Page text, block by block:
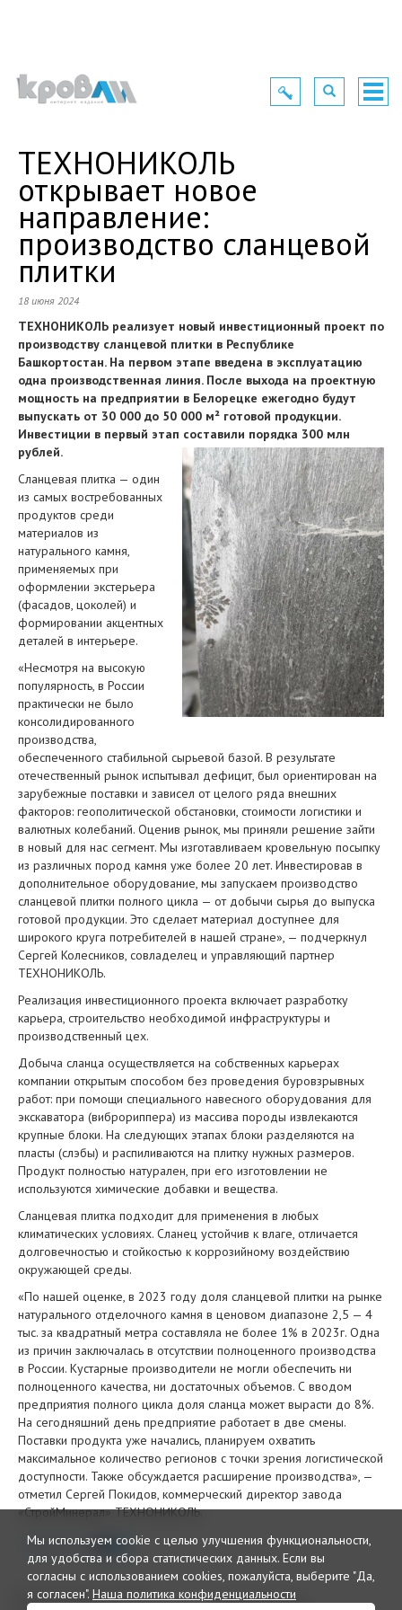
Toggle
navigation
Toggle
navigation
ТЕХНОНИКОЛЬ
открывает новое
направление:
производство сланцевой
плитки
18 июня 2024
ТЕХНОНИКОЛЬ реализует новый инвестиционный проект по
производству сланцевой плитки в Республике
Башкортостан. На первом этапе введена в эксплуатацию
одна производственная линия. После выхода на проектную
мощность на предприятии в Белорецке ежегодно будут
выпускать от 30 000 до 50 000 м² готовой продукции.
Инвестиции в первый этап составили порядка 300 млн
рублей.
Сланцевая плитка — один
из самых востребованных
продуктов среди
материалов из
натурального камня,
применяемых при
оформлении экстерьера
(фасадов, цоколей) и
формировании акцентных
деталей в интерьере.
«Несмотря на высокую
популярность, в России
практически не было
консолидированного
производства,
обеспеченного стабильной сырьевой базой. В результате
отечественный рынок испытывал дефицит, был ориентирован на
зарубежные поставки и зависел от целого ряда внешних
факторов: геополитической обстановки, стоимости логистики и
валютных колебаний. Оценив рынок, мы приняли решение зайти
в новый для нас сегмент. Мы изготавливаем кровельную посыпку
из различных пород камня уже более 20 лет. Инвестировав в
дополнительное оборудование, мы запускаем производство
сланцевой плитки полного цикла — от добычи сырья до выпуска
готовой продукции. Это сделает материал доступнее для
широкого круга потребителей в нашей стране», — подчеркнул
Сергей Колесников, совладелец и управляющий партнер
ТЕХНОНИКОЛЬ.
Реализация инвестиционного проекта включает разработку
карьера, строительство необходимой инфраструктуры и
производственный цех.
Добыча сланца осуществляется на собственных карьерах
компании открытым способом без проведения буровзрывных
работ: при помощи специального навесного оборудования для
экскаватора (виброриппера) из массива породы извлекаются
крупные блоки. На следующих этапах блоки разделяются на
пласты (слэбы) и распиливаются на плитку нужных размеров.
Продукт полностью натурален, при его изготовлении не
используются химические добавки и вещества.
Сланцевая плитка подходит для применения в любых
климатических условиях. Сланец устойчив к влаге, отличается
долговечностью и стойкостью к коррозийному воздействию
окружающей среды.
«По нашей оценке, в 2023 году доля сланцевой плитки на рынке
натурального отделочного камня в ценовом диапазоне 2,5 — 4
тыс. за квадратный метра составляла не более 1% в 2023г. Одна
из причин заключалась в отсутствии полноценного производства
в России. Кустарные производители не могли обеспечить ни
полноценного качества, ни достаточных объемов. С вводом
предприятия полного цикла доля сланца может вырасти до 8%.
На сегодняшний день предприятие работает в две смены.
Поставки продукта уже начались, планируем охватить
максимальное количество регионов с точки зрения логистической
доступности. Также обсуждается расширение производства», —
отметил Сергей Покидов, коммерческий директор завода
«СтройМинерал» ТЕХНОНИКОЛЬ.
Поделиться
Мы используем cookie с целью улучшения функциональности,
для удобства и сбора статистических данных. Если вы
согласны с использованием cookies, пожалуйста, выберите "Да,
я согласен". Наша политика конфиденциальности
© 2026 Интернет издание и
Рекламный отдел